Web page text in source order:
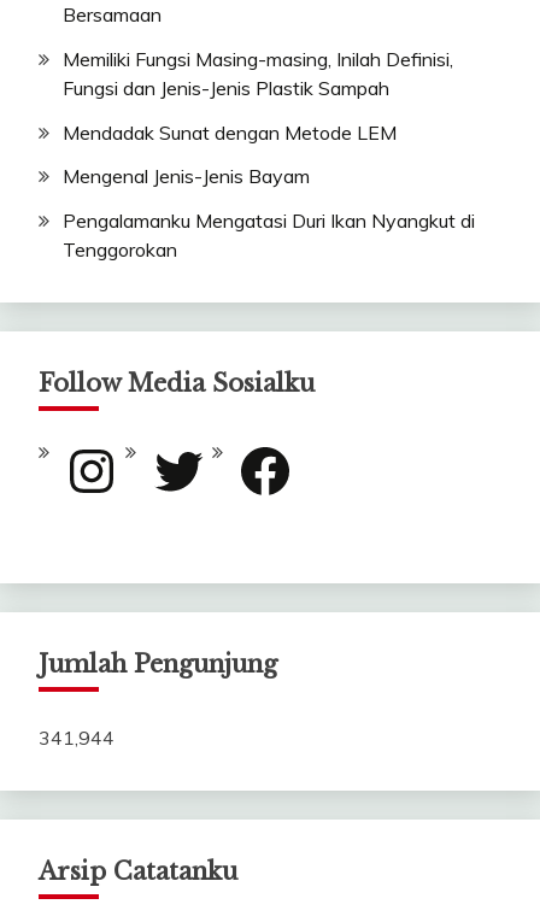
Bersamaan
Memiliki Fungsi Masing-masing, Inilah Definisi,
Fungsi dan Jenis-Jenis Plastik Sampah
Mendadak Sunat dengan Metode LEM
Mengenal Jenis-Jenis Bayam
Pengalamanku Mengatasi Duri Ikan Nyangkut di
Tenggorokan
Follow Media Sosialku
Instagram Twitter Facebook
Jumlah Pengunjung
341,944
Arsip Catatanku